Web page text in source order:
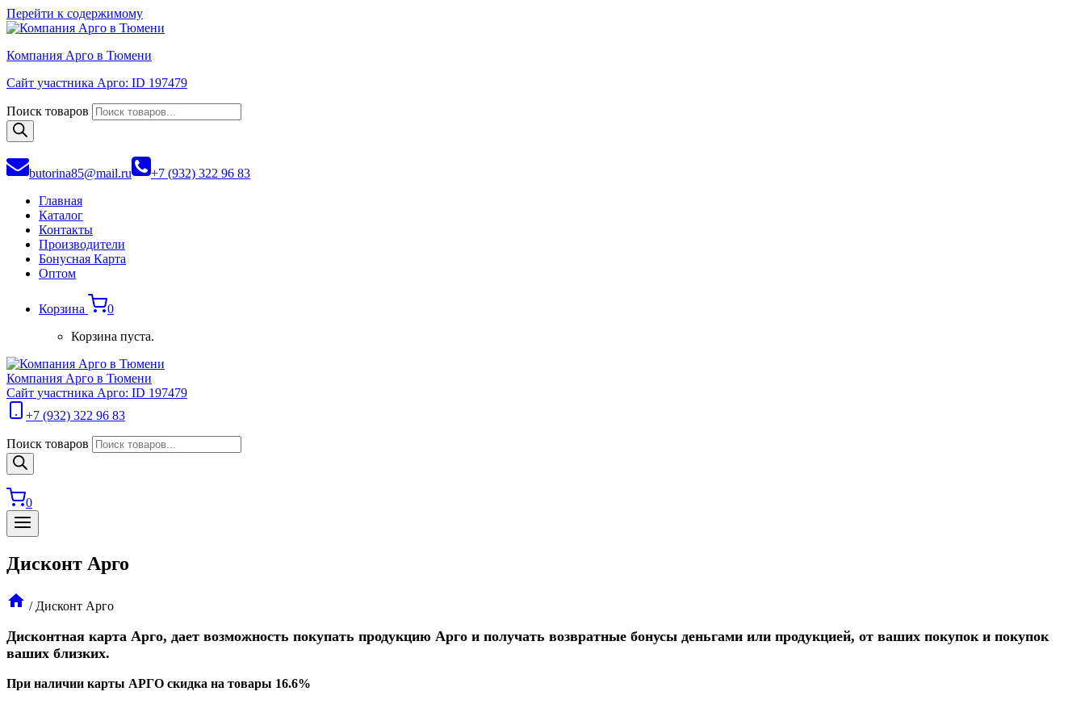
Перейти к содержимому
Компания Арго в Тюмени
Сайт участника Арго: ID 197479
Поиск товаров
butorina85@mail.ru
+7 (932) 322 96 83
Главная
Каталог
Контакты
Производители
Бонусная Карта
Оптом
Корзина
0
Корзина пуста.
Компания Арго в Тюмени
Сайт участника Арго: ID 197479
+7 (932) 322 96 83
Поиск товаров
0
Дисконт Арго
/ Дисконт Арго
Дисконтная карта Арго, дает возможность покупать продукцию Арго и получать возвратные бонусы деньгами или продукцией, от ваших покупок и покупок
ваших близких.
При наличии карты АРГО скидка на товары 16.6%